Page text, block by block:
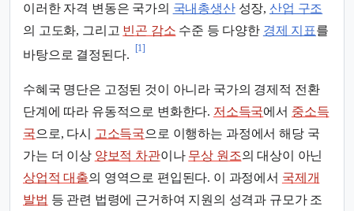
이러한 자격 변동은 국가의 국내총생산성장,산업 구조
의 고도화, 그리고 빈곤 감소 수준 등 다양한 경제 지표를
바탕으로 결정된다.
[1]
수혜국 명단은 고정된 것이 아니라 국가의 경제적 전환
단계에 따라 유동적으로 변화한다. 저소득국에서 중소득
국으로, 다시 고소득국으로 이행하는 과정에서 해당 국
가는 더 이상 양보적 차관이나 무상 원조의 대상이 아닌
상업적 대출의 영역으로 편입된다. 이 과정에서 국제개
발법 등 관련 법령에 근거하여 지원의 성격과 규모가 조